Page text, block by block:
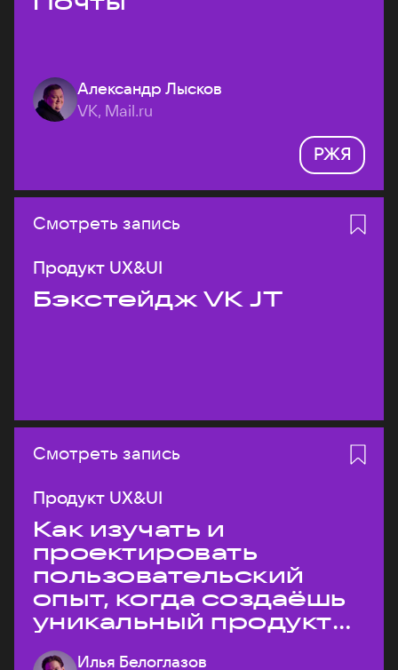
Александр Лысков
VK, Mail.ru
РЖЯ
Смотреть запись
Продукт UX&UI
Бэкстейдж VK JT
Смотреть запись
Продукт UX&UI
Как изучать и
проектировать
пользовательский
опыт, когда создаёшь
уникальный продукт
на рынке?
Илья Белоглазов